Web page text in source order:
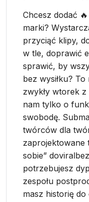
Chcesz dodać
marki?
przyciąć klipy,
w tle, doprawić
sprawić, by
bez wysiłku?
zwykły wtorek
nam tylko o
swobodę.
twórców dla
zaprojektowane
sobie”
potrzebujesz
zespołu
masz historię